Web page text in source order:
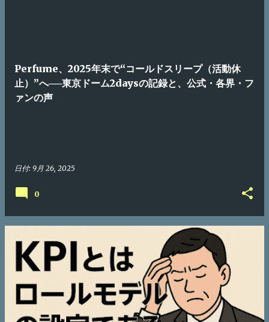
Perfume、2025年末で“コールドスリープ（活動休
止）”へ──東京ドーム2daysの記録と、公式・各界・フ
ァンの声
日付: 9月 26, 2025
0